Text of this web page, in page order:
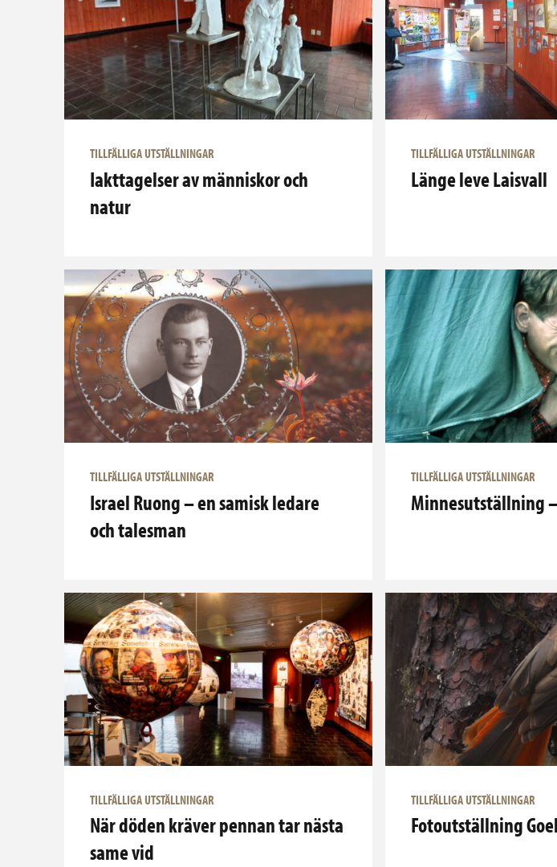
TILLFÄLLIGA UTSTÄLLNINGAR
Iakttagelser av människor och
natur
TILLFÄLLIGA UTSTÄLLNINGAR
Länge leve Laisvall
TILLFÄLLIGA UTSTÄLLNINGAR
Israel Ruong – en samisk ledare
och talesman
TILLFÄLLIGA UTSTÄLLNINGAR
Minnesutställning
TILLFÄLLIGA UTSTÄLLNINGAR
När döden kräver pennan tar nästa
same vid
TILLFÄLLIGA UTSTÄLLNINGAR
Fotoutställning